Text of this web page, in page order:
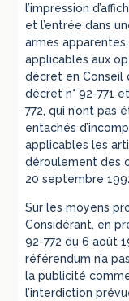
l’impression
et l’entrée dans
armes
applicables aux
décret en Conseil
décret n° 92-771
772, qui n’ont pas
entachés
applicables les
déroulement des
20 septembre
Sur les moyens
Considérant, en
92-772 du 6 août
référendum n’a
la publicité
l’interdiction